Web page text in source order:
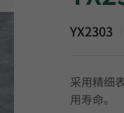
YX2303
采用精细
用寿命。